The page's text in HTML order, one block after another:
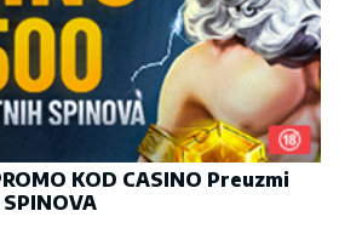
KOD CASINO Preuzmi